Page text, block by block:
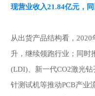
现营业收入21.84亿元，同
从出货产品结构看，
升，继续领跑行业；同时
(LDI)、新一代CO2激光
针测试机等推动PCB产业